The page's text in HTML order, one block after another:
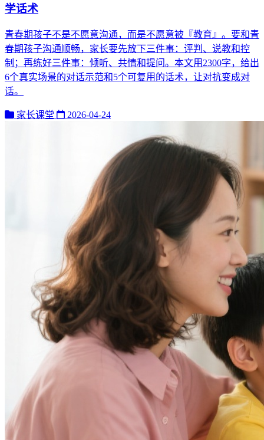
学话术
青春期孩子不是不愿意沟通，而是不愿意被『教育』。要和青
春期孩子沟通顺畅，家长要先放下三件事：评判、说教和控
制；再练好三件事：倾听、共情和提问。本文用2300字，给出
6个真实场景的对话示范和5个可复用的话术，让对抗变成对
话。
家长课堂 2026-04-24